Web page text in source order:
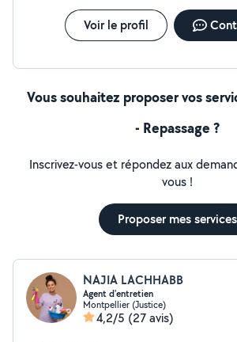
Voir le profil
Vous souhaitez proposer vos
- Repassage ?
Inscrivez-vous et répondez aux
vous !
Proposer mes services
NAJIA LACHHABB
Agent d'entretien
Montpellier (Justice)
4,2/5 (27 avis)